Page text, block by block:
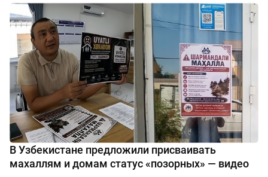
В Узбекистане предложили присваивать
махаллям и домам статус «позорных» — видео